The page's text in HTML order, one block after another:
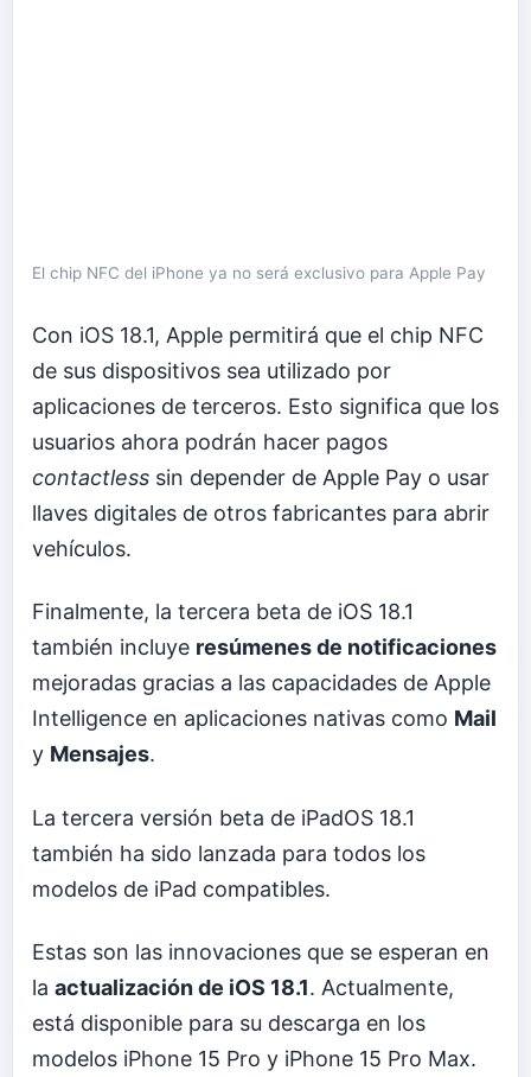
El chip NFC del iPhone ya no será exclusivo para Apple Pay
Con iOS 18.1, Apple permitirá que el chip NFC
de sus dispositivos sea utilizado por
aplicaciones de terceros. Esto significa que los
usuarios ahora podrán hacer pagos
contactless sin depender de Apple Pay o usar
llaves digitales de otros fabricantes para abrir
vehículos.
Finalmente, la tercera beta de iOS 18.1
también incluye resúmenes de notificaciones
mejoradas gracias a las capacidades de Apple
Intelligence en aplicaciones nativas como Mail
y Mensajes.
La tercera versión beta de iPadOS 18.1
también ha sido lanzada para todos los
modelos de iPad compatibles.
Estas son las innovaciones que se esperan en
la actualización de iOS 18.1. Actualmente,
está disponible para su descarga en los
modelos iPhone 15 Pro y iPhone 15 Pro Max.